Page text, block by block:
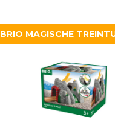
BRIO MAGISCHE